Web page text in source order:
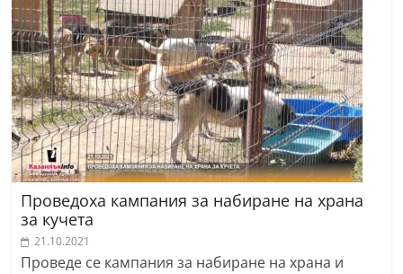
Проведоха кампания за набиране на храна
за кучета
21.10.2021
Проведе се кампания за набиране на храна и